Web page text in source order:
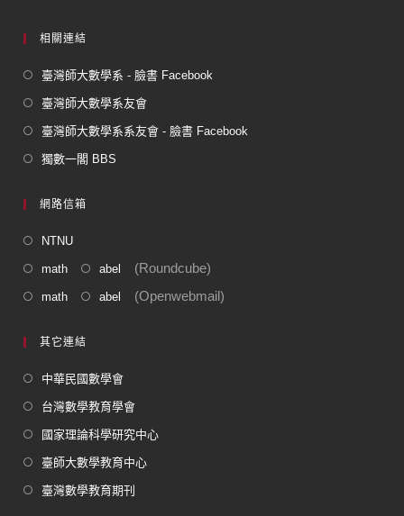
相關連結
臺灣師大數學系 - 臉書 Facebook
臺灣師大數學系友會
臺灣師大數學系系友會 - 臉書 Facebook
獨數一閣 BBS
網路信箱
NTNU
math abel (Roundcube)
math abel (Openwebmail)
其它連結
中華民國數學會
台灣數學教育學會
國家理論科學研究中心
臺師大數學教育中心
臺灣數學教育期刊